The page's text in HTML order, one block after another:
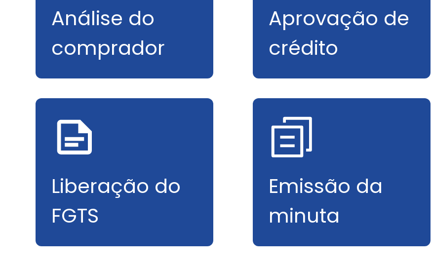
Análise do
comprador
Aprovação de
crédito
Liberação do
FGTS
Emissão da
minuta